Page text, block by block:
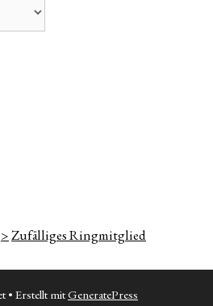
>Zufälliges Ringmitglied
• Erstellt mitGeneratePress